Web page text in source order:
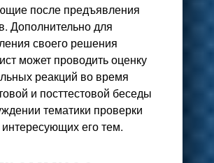
после предъявления
Дополнительно для
своего решения
может проводить оценку
реакций во время
и посттестовой беседы
тематики проверки
интересующих его тем.